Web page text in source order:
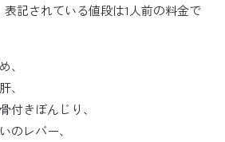
記されている値段は1人前の料金で
、
、
付きぼんじり、
のレバー、